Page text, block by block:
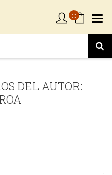
0
DEL AUTOR: